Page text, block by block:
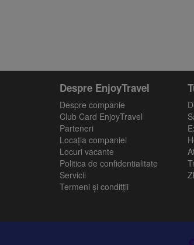
Despre EnjoyTravel
Despre companie
Club Card EnjoyTravel
Parteneri
Locaţia companiei
Locuri vacante
Politica de confidentialitate
Servicii
Termeni și conditții